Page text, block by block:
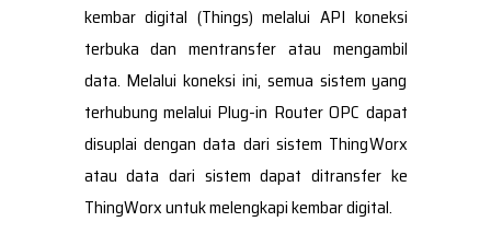
kembar digital (Things) melalui API koneksi
terbuka dan mentransfer atau mengambil
data. Melalui koneksi ini, semua sistem yang
terhubung melalui Plug-in Router OPC dapat
disuplai dengan data dari sistem ThingWorx
atau data dari sistem dapat ditransfer ke
ThingWorx untuk melengkapi kembar digital.